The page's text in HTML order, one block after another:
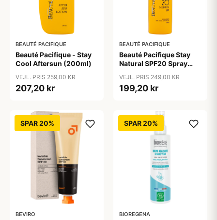
BEAUTÉ PACIFIQUE
Beauté Pacifique - Stay
Cool Aftersun (200ml)
VEJL. PRIS 259,00 KR
207,20 kr
BEAUTÉ PACIFIQUE
Beauté Pacifique Stay
Natural SPF20 Spray
VEJL. PRIS 249,00 KR
199,20 kr
SPAR 20%
BEVIRO
SPAR 20%
BIOREGENA